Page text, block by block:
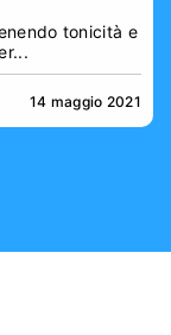
tonicità e
14 maggio 2021